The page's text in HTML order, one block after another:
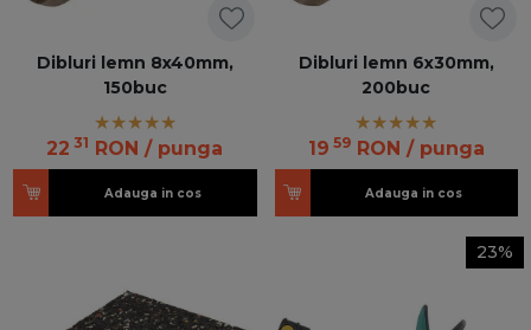
Dibluri lemn 8x40mm,
150buc
22 31 RON / punga
Adauga in cos
Dibluri lemn 6x30mm,
200buc
19 59 RON / punga
Adauga in cos
23%